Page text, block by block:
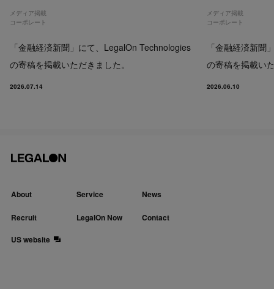
メディア掲載
コーポレート
「金融経済新聞」にて、LegalOn Technologies
の寄稿を掲載いただきました。
2026.07.14
メディア掲載
コーポレート
「金融経済新聞
の寄稿を掲載い
2026.06.10
About Service News
Recruit LegalOn Now
Contact
US website